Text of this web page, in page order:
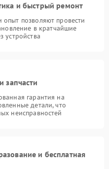
и быстрый ремонт
позволяют провести
в кратчайшие
устройства
запчасти
гарантия на
детали, что
неисправностей
и бесплатная